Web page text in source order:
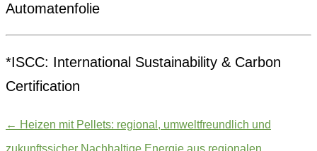
Automatenfolie
*ISCC: International Sustainability & Carbon
Certification
← Heizen mit Pellets: regional, umweltfreundlich und